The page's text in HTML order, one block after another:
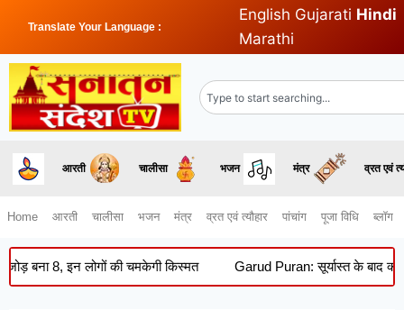
Translate Your Language :
English Gujarati Hindi
Marathi
आरती चालीसा भजन मंत्र व्रत एवं
Home आरती चालीसा भजन मंत्र व्रत एवं त्यौहार पांचांग पूजा विधि ब्लॉग
8, इन लोगों की चमकेगी किस्मत Garud Puran: सूर्यास्त के बाद क्यों नहीं